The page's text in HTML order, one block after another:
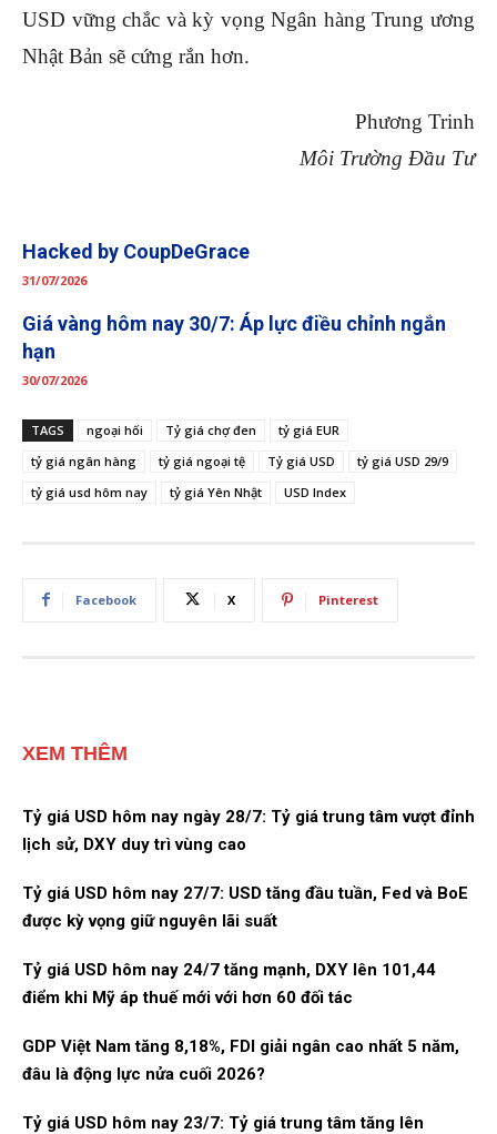
USD vững chắc và kỳ vọng Ngân hàng Trung ương
Nhật Bản sẽ cứng rắn hơn.
Phương Trinh
Môi Trường Đầu Tư
Hacked by CoupDeGrace
31/07/2026
Giá vàng hôm nay 30/7: Áp lực điều chỉnh ngắn
hạn
30/07/2026
TAGS ngoại hối Tỷ giá chợ đen
tỷ giá EUR
tỷ giá ngân hàng
tỷ giá ngoại tệ Tỷ giá USD
tỷ giá USD 29/9
tỷ giá usd hôm nay
tỷ giá Yên Nhật USD Index
Facebook X Pinterest
XEM THÊM
Tỷ giá USD hôm nay ngày 28/7: Tỷ giá trung tâm vượt đỉnh
lịch sử, DXY duy trì vùng cao
Tỷ giá USD hôm nay 27/7: USD tăng đầu tuần, Fed và BoE
được kỳ vọng giữ nguyên lãi suất
Tỷ giá USD hôm nay 24/7 tăng mạnh, DXY lên 101,44
điểm khi Mỹ áp thuế mới với hơn 60 đối tác
GDP Việt Nam tăng 8,18%, FDI giải ngân cao nhất 5 năm,
đâu là động lực nửa cuối 2026?
Tỷ giá USD hôm nay 23/7: Tỷ giá trung tâm tăng lên